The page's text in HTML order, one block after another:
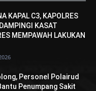
KAPAL C3, KAPOLRES
KASAT
MEMPAWAH LAKUKAN
Personel Polairud
Penumpang Sakit